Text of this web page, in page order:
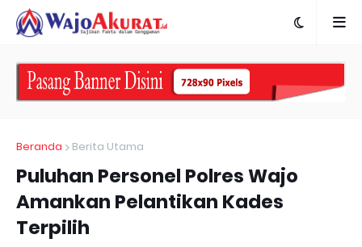
Beranda Berita Utama
Puluhan Personel Polres Wajo
Amankan Pelantikan Kades
Terpilih